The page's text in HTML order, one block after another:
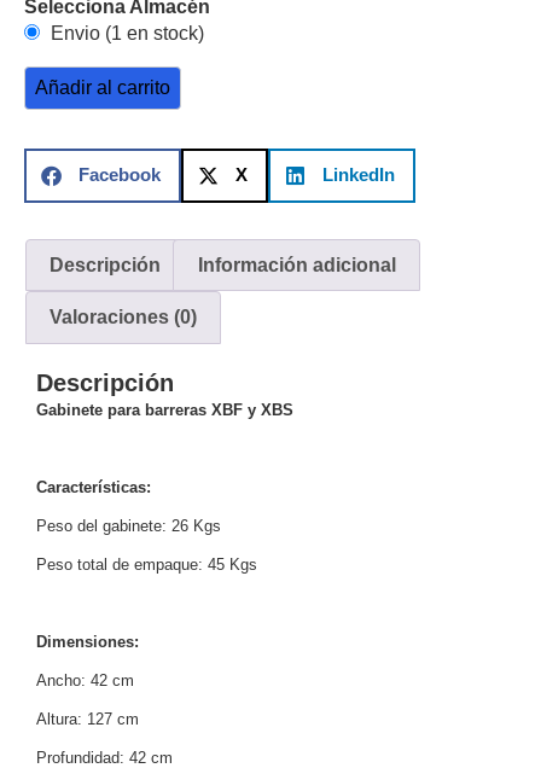
Conectores
Adaptador
a
RCAAudio
VideoCable
Coaxial y
ConectoresCables
Armados -
CoaxialCategoría
5eFibra
ÓpticaPara
y
ElectricidadRG59
/ DVI /
HDMI
IP y NVRs
Salinos
y
Decodificadores
de
Selecciona Almacén
Envio (1 en stock)
Añadir al carrito
Facebook X LinkedIn
Descripción Información adicional
Valoraciones (0)
Descripción
Gabinete para barreras XBF y XBS
Características:
Peso del gabinete: 26 Kgs
Peso total de empaque: 45 Kgs
Dimensiones:
Ancho: 42 cm
Altura: 127 cm
Profundidad: 42 cm